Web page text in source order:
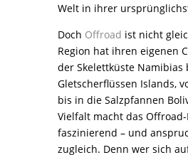
Welt in ihrer
Doch Offroad ist nicht
Region hat ihren eigenen
der Skelettküste Namibias
Gletscherflüssen Islands,
bis in die Salzpfannen
Vielfalt macht das
faszinierend – und
zugleich. Denn wer sich